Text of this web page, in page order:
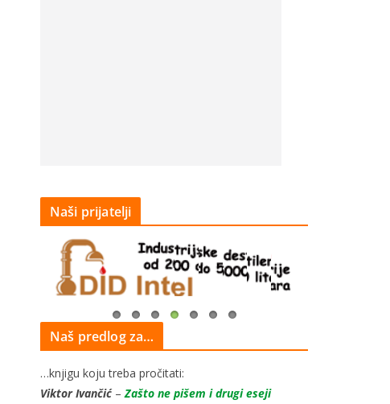
Naši prijatelji
Naš predlog za…
…knjigu koju treba pročitati:
Viktor Ivančić– Zašto ne pišem i drugi eseji